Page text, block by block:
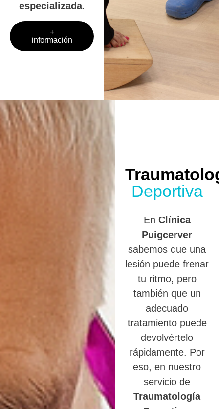
especializada.
+
información
Deportiva
En Clínica
Puigcerver
sabemos que una
lesión puede frenar
tu ritmo, pero
también que un
adecuado
tratamiento puede
devolvértelo
rápidamente. Por
eso, en nuestro
servicio de
Traumatología